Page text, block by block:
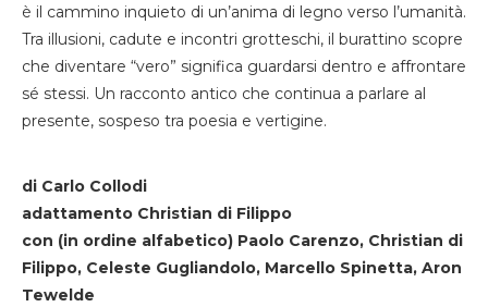
è il cammino inquieto di un’anima di legno verso l’umanità.
Tra illusioni, cadute e incontri grotteschi, il burattino scopre
che diventare “vero” significa guardarsi dentro e affrontare
sé stessi. Un racconto antico che continua a parlare al
presente, sospeso tra poesia e vertigine.
di Carlo Collodi
adattamento Christian di Filippo
con (in ordine alfabetico) Paolo Carenzo, Christian di
Filippo, Celeste Gugliandolo, Marcello Spinetta, Aron
Tewelde